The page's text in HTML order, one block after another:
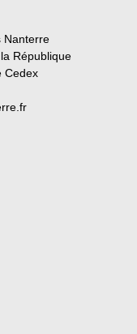
Nanterre
République
Cedex